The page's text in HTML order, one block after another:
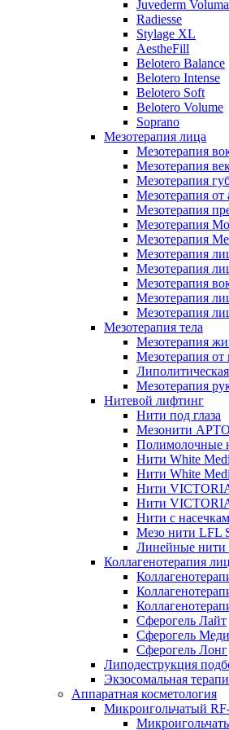
Juvederm Voluma
Radiesse
Stylage XL
AestheFill
Belotero Balance
Belotero Intense
Belotero Soft
Belotero Volume
Soprano
Мезотерапия лица
Мезотерапия
Мезотерапия
Мезотерапия
Мезотерапия от
Мезотерапия
Мезотерапия
Мезотерапия
Мезотерапия
Мезотерапия
Мезотерапия
Мезотерапия
Мезотерапия
Мезотерапия тела
Мезотерапия
Мезотерапия от
Мезотерапия
Нитевой лифтинг
Нити под глаза
Мезонити
Полимолочные
Нити White
Нити White
Нити
Нити
Нити с
Мезо нити LFL
Линейные нити
Коллагенотерапия
Сферогель Лайт
Сферогель
Сферогель Лонг
Липодеструкция
Экзосомальная
Аппаратная косметология
Микроигольчатый